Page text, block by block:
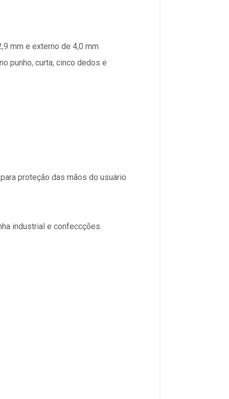
mm e externo de 4,0 mm
punho, curta, cinco dedos e
proteção das mãos do usuário
industrial e confeccções.